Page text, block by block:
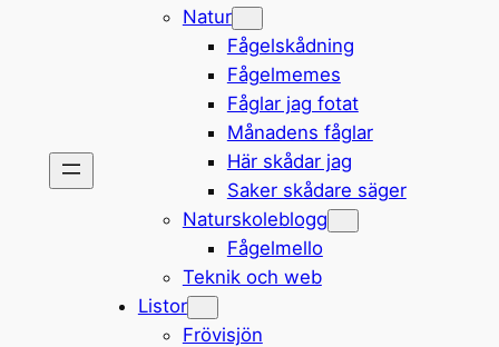
Natur
Fågelskådning
Fågelmemes
Fåglar jag fotat
Månadens fåglar
Här skådar jag
Saker skådare säger
Naturskoleblogg
Fågelmello
Teknik och web
Listor
Frövisjön